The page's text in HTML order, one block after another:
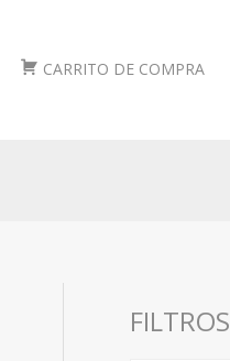
CARRITO DE COMPRA
FILTROS